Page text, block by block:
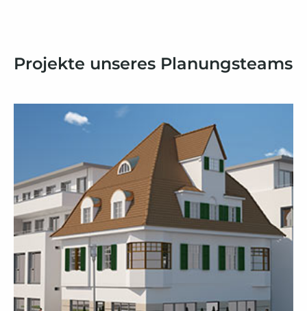
Projekte unseres Planungsteams